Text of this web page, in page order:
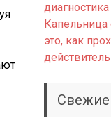
диагностика
Капельница
это, как